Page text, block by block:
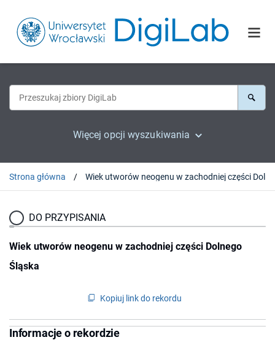
Więcej opcji wyszukiwania
Strona główna
DO PRZYPISANIA
Wiek utworów neogenu w zachodniej części Dolnego
Śląska
Kopiuj link do rekordu
Informacje o rekordzie